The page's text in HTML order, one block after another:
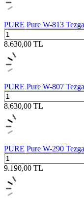
PURE Pure W-813
8.630,00 TL
PURE Pure W-807
8.630,00 TL
PURE Pure W-290
9.190,00 TL